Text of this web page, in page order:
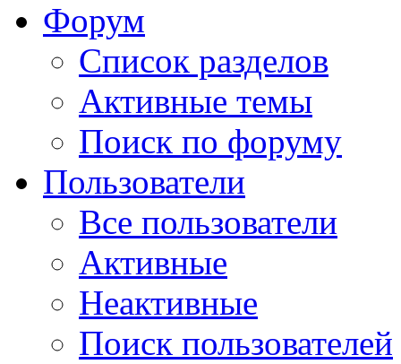
Форум
Список разделов
Активные темы
Поиск по форуму
Пользователи
Все пользователи
Активные
Неактивные
Поиск пользователей